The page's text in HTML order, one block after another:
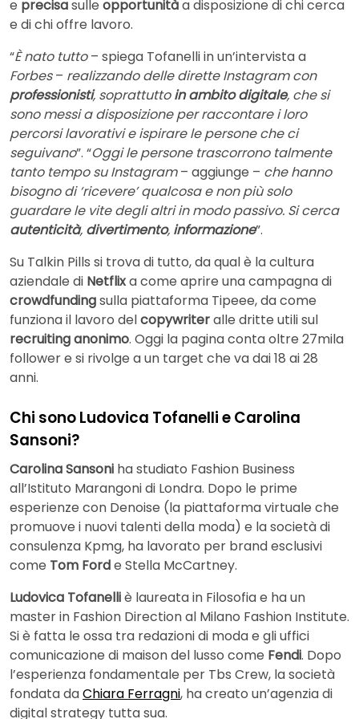
e precisasulle opportunitàa disposizione di chi cerca
e di chi offre lavoro.
“È nato tutto– spiega Tofanelli in un’intervista a
Forbes– realizzando delle dirette Instagram con
professionisti, soprattuttoin ambito digitale, che si
sono messi a disposizione per raccontare i loro
percorsi lavorativi e ispirare le persone che ci
seguivano”. “Oggi le persone trascorrono talmente
tanto tempo su Instagram– aggiunge – che hanno
bisogno di ‘ricevere’ qualcosa e non più solo
guardare le vite degli altri in modo passivo. Si cerca
autenticità, divertimento, informazione”.
Su Talkin Pills si trova di tutto, da qual è la cultura
aziendale di Netflixa come aprire una campagna di
crowdfundingsulla piattaforma Tipeee, da come
funziona il lavoro delcopywriteralle dritte utili sul
recruiting anonimo. Oggi la pagina conta oltre 27mila
follower e si rivolge a un target che va dai 18 ai 28
anni.
Chi sono Ludovica Tofanelli e Carolina
Sansoni?
Carolina Sansoni ha studiato Fashion Business
all’Istituto Marangoni di Londra. Dopo le prime
esperienze con Denoise (la piattaforma virtuale che
promuove i nuovi talenti della moda) e la società di
consulenza Kpmg, ha lavorato per brand esclusivi
come Tom Forde Stella McCartney.
Ludovica Tofanelliè laureata in Filosofia e ha un
master in Fashion Direction al Milano Fashion Institute.
Si è fatta le ossa tra redazioni di moda e gli uffici
comunicazione di maison del lusso come Fendi. Dopo
l’esperienza fondamentale per Tbs Crew, la società
fondata daChiara Ferragni, ha creato un’agenzia di
digital strategy tutta sua.